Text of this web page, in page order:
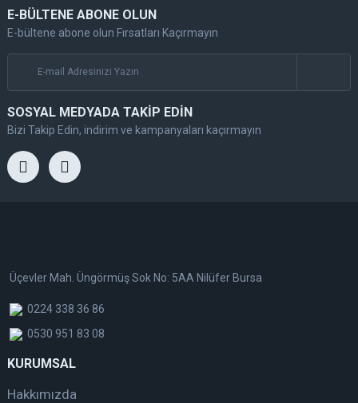
E-BÜLTENE ABONE OLUN
E-bültene abone olun Fırsatları Kaçırmayın
SOSYAL MEDYADA TAKİP EDİN
Bizi Takip Edin, indirim ve kampanyaları kaçırmayın
Üçevler Mah. Üngörmüş Sok No: 5AA Nilüfer Bursa
0224 338 36 86
0530 951 83 08
KURUMSAL
Hakkımızda